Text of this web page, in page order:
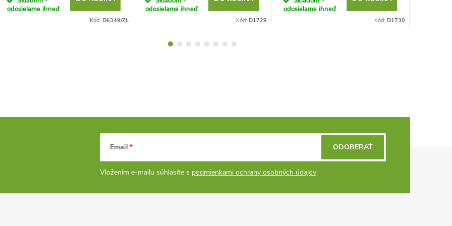
odosielame ihneď
Kód: D6349/ZL
odosielame ihneď
Kód: D1729
odosielame ihneď
Kód: D1730
Email
Vložením e-mailu súhlasíte s podmienkami ochrany osobných údajov
ODOBERAŤ